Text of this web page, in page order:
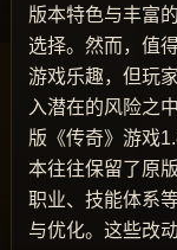
版本特色与丰富
选择。然而，值
游戏乐趣，但玩
入潜在的风险之
版《传奇》游戏
本往往保留了原
职业、技能体系
与优化。这些改